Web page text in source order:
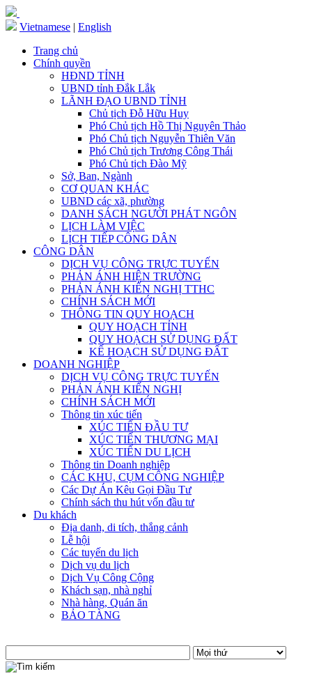
Vietnamese | English
Trang chủ
Chính quyền
HĐND TỈNH
UBND tỉnh Đắk Lắk
LÃNH ĐẠO UBND TỈNH
Chủ tịch Đỗ Hữu Huy
Phó Chủ tịch Hồ Thị Nguyên Thảo
Phó Chủ tịch Nguyễn Thiên Văn
Phó Chủ tịch Trương Công Thái
Phó Chủ tịch Đào Mỹ
Sở, Ban, Ngành
CƠ QUAN KHÁC
UBND các xã, phường
DANH SÁCH NGƯỜI PHÁT NGÔN
LỊCH LÀM VIỆC
LỊCH TIẾP CÔNG DÂN
CÔNG DÂN
DỊCH VỤ CÔNG TRỰC TUYẾN
PHẢN ÁNH HIỆN TRƯỜNG
PHẢN ÁNH KIẾN NGHỊ TTHC
CHÍNH SÁCH MỚI
THÔNG TIN QUY HOẠCH
QUY HOẠCH TỈNH
QUY HOẠCH SỬ DỤNG ĐẤT
KẾ HOẠCH SỬ DỤNG ĐẤT
DOANH NGHIỆP
DỊCH VỤ CÔNG TRỰC TUYẾN
PHẢN ÁNH KIẾN NGHỊ
CHÍNH SÁCH MỚI
Thông tin xúc tiến
XÚC TIẾN ĐẦU TƯ
XÚC TIẾN THƯƠNG MẠI
XÚC TIẾN DU LỊCH
Thông tin Doanh nghiệp
CÁC KHU, CỤM CÔNG NGHIỆP
Các Dự Án Kêu Gọi Đầu Tư
Chính sách thu hút vốn đầu tư
Du khách
Địa danh, di tích, thắng cảnh
Lễ hội
Các tuyến du lịch
Dịch vụ du lịch
Dịch Vụ Công Cộng
Khách sạn, nhà nghỉ
Nhà hàng, Quán ăn
BẢO TÀNG